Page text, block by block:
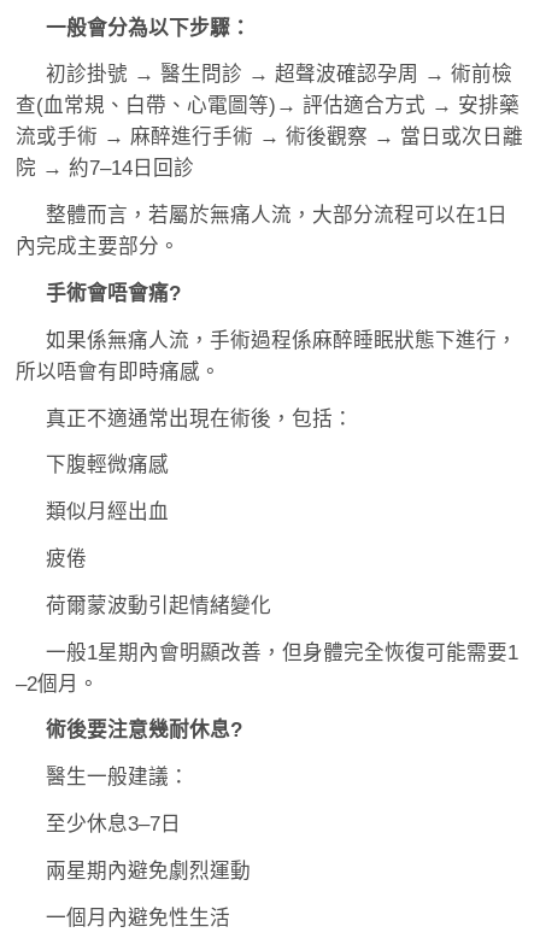
一般會分為以下步驟：
初診掛號 → 醫生問診 → 超聲波確認孕周 → 術前檢
查(血常規、白帶、心電圖等)→ 評估適合方式 → 安排藥
流或手術 → 麻醉進行手術 → 術後觀察 → 當日或次日離
院 → 約7–14日回診
整體而言，若屬於無痛人流，大部分流程可以在1日
內完成主要部分。
手術會唔會痛?
如果係無痛人流，手術過程係麻醉睡眠狀態下進行，
所以唔會有即時痛感。
真正不適通常出現在術後，包括：
下腹輕微痛感
類似月經出血
疲倦
荷爾蒙波動引起情緒變化
一般1星期內會明顯改善，但身體完全恢復可能需要1
–2個月。
術後要注意幾耐休息?
醫生一般建議：
至少休息3–7日
兩星期內避免劇烈運動
一個月內避免性生活